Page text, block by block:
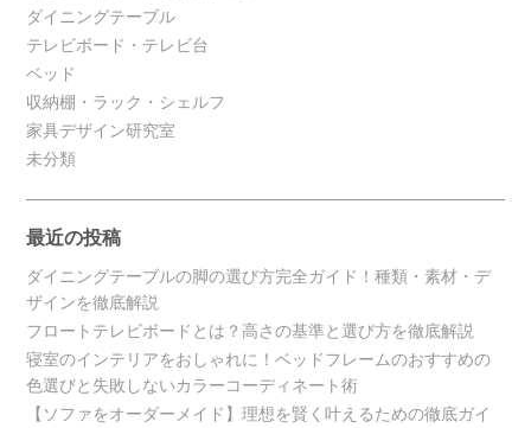
ダイニングテーブル
テレビボード・テレビ台
ベッド
収納棚・ラック・シェルフ
家具デザイン研究室
未分類
最近の投稿
ダイニングテーブルの脚の選び方完全ガイド！種類・素材・デ
ザインを徹底解説
フロートテレビボードとは？高さの基準と選び方を徹底解説
寝室のインテリアをおしゃれに！ベッドフレームのおすすめの
色選びと失敗しないカラーコーディネート術
【ソファをオーダーメイド】理想を賢く叶えるための徹底ガイ